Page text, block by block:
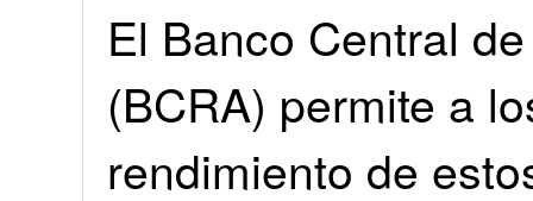
El Banco Central
(BCRA) permite a
rendimiento de